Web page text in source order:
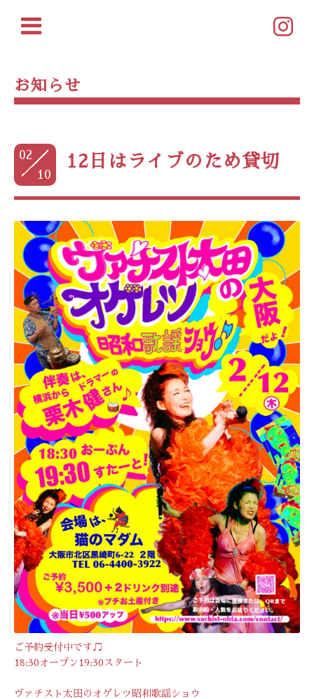
お知らせ
02
10
12日はライブのため貸切
ご予約受付中です♫
18:30オープン19:30スタート
ヴァチスト太田のオゲレツ昭和歌謡ショウ